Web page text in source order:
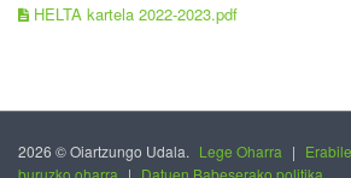
HELTA kartela 2022-2023.pdf
2026 © Oiartzungo Udala. Lege Oharra |
buruzko oharra | Datuen Babeserako politika